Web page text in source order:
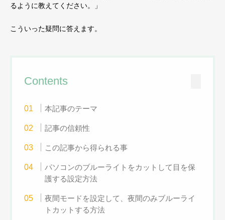
るように教えてください。」
こういった疑問に答えます。
Contents
本記事のテーマ
記事の信頼性
この記事から得られる事
パソコンのブルーライトをカットして目を保
護する設定方法
夜間モードを設定して、夜間のみブルーライ
トカットする方法